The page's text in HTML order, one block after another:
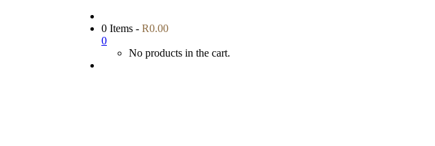
0 Items - R0.00
0
No products in the cart.